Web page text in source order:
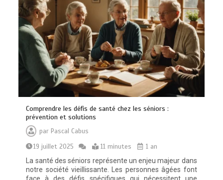
Comprendre les défis de santé chez les séniors :
prévention et solutions
par Pascal Cabus
19 juillet 2025
11 minutes
1 an
La santé des séniors représente un enjeu majeur dans
notre société vieillissante. Les personnes âgées font
Vitalité au quotidien : découvrez notre
banc d’essai 2026 des 9 meilleurs
compléments d’oméga 3
0 24 minutes
Paysagiste à Sainte-Eulalie : ce qui
sépare le bon de l’excellent